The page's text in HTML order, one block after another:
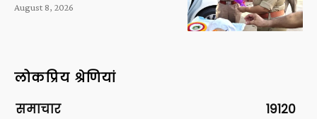
August 8, 2026
लोकप्रिय श्रेणियां
समाचार
19120